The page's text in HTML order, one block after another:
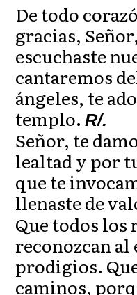
De todo
gracias,
escuchaste
cantaremos
ángeles, te
templo.R/.
Señor, te
lealtad y por
que te
llenaste de
Que todos los
reconozcan al
prodigios.
caminos,